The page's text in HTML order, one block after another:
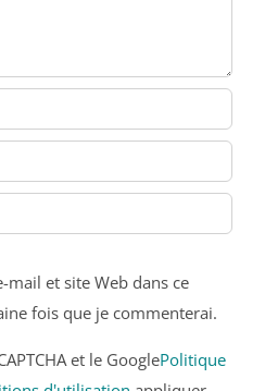
mail et site Web dans ce
fois que je commenterai.
et le GooglePolitique